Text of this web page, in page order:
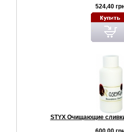
524,40
STYX Очищающие